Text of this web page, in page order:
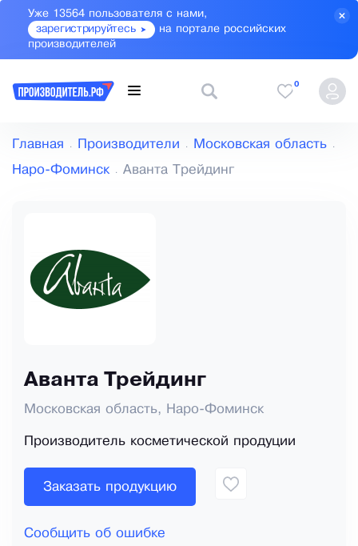
Уже 13564 пользователя с нами,
зарегистрируйтесь
на портале российских
производителей
0
Главная Производители Московская область
Наро-Фоминск Аванта Трейдинг
Аванта Трейдинг
Московская область, Наро-Фоминск
Производитель косметической продуции
Заказать продукцию
Сообщить об ошибке